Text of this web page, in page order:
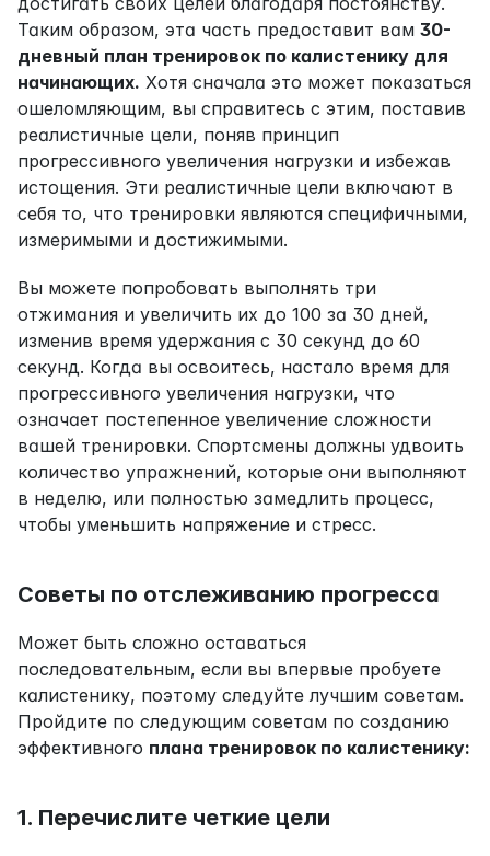
Таким образом, эта часть предоставит вам 30-
дневный план тренировок по калистенику для
начинающих. Хотя сначала это может показаться
ошеломляющим, вы справитесь с этим, поставив
реалистичные цели, поняв принцип
прогрессивного увеличения нагрузки и избежав
истощения. Эти реалистичные цели включают в
себя то, что тренировки являются специфичными,
измеримыми и достижимыми.
Вы можете попробовать выполнять три
отжимания и увеличить их до 100 за 30 дней,
изменив время удержания с 30 секунд до 60
секунд. Когда вы освоитесь, настало время для
прогрессивного увеличения нагрузки, что
означает постепенное увеличение сложности
вашей тренировки. Спортсмены должны удвоить
количество упражнений, которые они выполняют
в неделю, или полностью замедлить процесс,
чтобы уменьшить напряжение и стресс.
Советы по отслеживанию прогресса
Может быть сложно оставаться
последовательным, если вы впервые пробуете
калистенику, поэтому следуйте лучшим советам.
Пройдите по следующим советам по созданию
эффективного плана тренировок по калистенику:
1. Перечислите четкие цели